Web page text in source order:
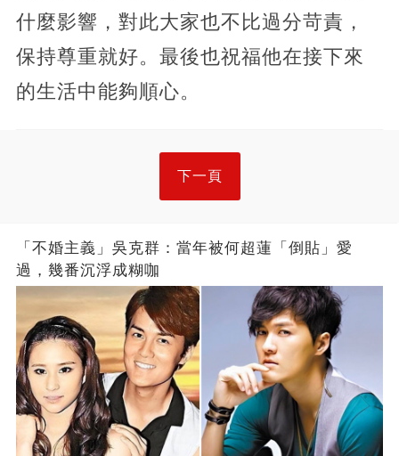
什麼影響，對此大家也不比過分苛責，
保持尊重就好。最後也祝福他在接下來
的生活中能夠順心。
下一頁
「不婚主義」吳克群：當年被何超蓮「倒貼」愛
過，幾番沉浮成糊咖